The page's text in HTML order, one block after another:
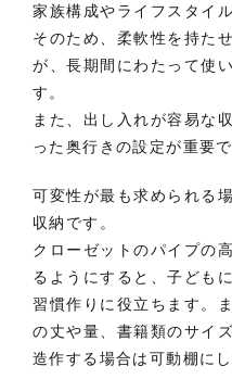
家族構成やライフスタイ
そのため、柔軟性を持た
が、長期間にわたって使
す。
また、出し入れが容易な
った奥行きの設定が重要で
可変性が最も求められる
収納です。
クローゼットのパイプの
るようにすると、子ども
習慣作りに役立ちます。
の丈や量、書籍類のサイ
造作する場合は可動棚に